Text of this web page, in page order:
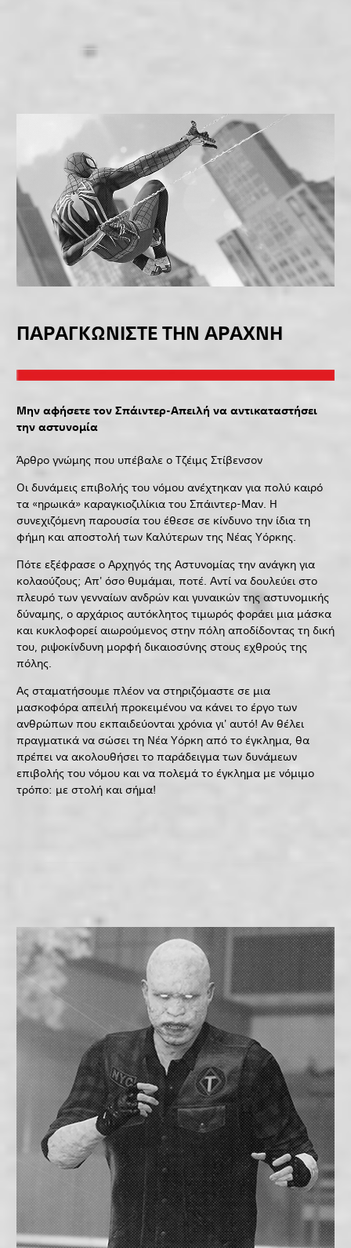
ΠΑΡΑΓΚΩΝΙΣΤΕ ΤΗΝ ΑΡΑΧΝΗ
Μην αφήσετε τον Σπάιντερ-Απειλή να αντικαταστήσει
την αστυνομία
Άρθρο γνώμης που υπέβαλε ο Τζέιμς Στίβενσον
Οι δυνάμεις επιβολής του νόμου ανέχτηκαν για πολύ καιρό
τα «ηρωικά» καραγκιοζιλίκια του Σπάιντερ-Μαν. Η
συνεχιζόμενη παρουσία του έθεσε σε κίνδυνο την ίδια τη
φήμη και αποστολή των Καλύτερων της Νέας Υόρκης.
Πότε εξέφρασε ο Αρχηγός της Αστυνομίας την ανάγκη για
κολαούζους; Απ' όσο θυμάμαι, ποτέ. Αντί να δουλεύει στο
πλευρό των γενναίων ανδρών και γυναικών της αστυνομικής
δύναμης, ο αρχάριος αυτόκλητος τιμωρός φοράει μια μάσκα
και κυκλοφορεί αιωρούμενος στην πόλη αποδίδοντας τη δική
του, ριψοκίνδυνη μορφή δικαιοσύνης στους εχθρούς της
πόλης.
Ας σταματήσουμε πλέον να στηριζόμαστε σε μια
μασκοφόρα απειλή προκειμένου να κάνει το έργο των
ανθρώπων που εκπαιδεύονται χρόνια γι' αυτό! Αν θέλει
πραγματικά να σώσει τη Νέα Υόρκη από το έγκλημα, θα
πρέπει να ακολουθήσει το παράδειγμα των δυνάμεων
επιβολής του νόμου και να πολεμά το έγκλημα με νόμιμο
τρόπο: με στολή και σήμα!